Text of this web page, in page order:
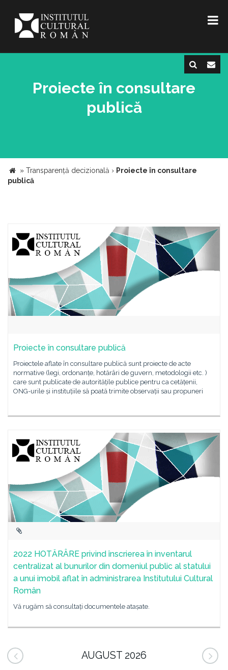
Proiecte în consultare
publică
» Transparență decizională › Proiecte în consultare
publică
Proiecte în consultare publică
Proiectele aflate în consultare publică sunt proiecte de acte
normative (legi, ordonanțe, hotărâri de guvern, metodologii etc. )
care sunt publicate de autoritățile publice pentru ca cetățenii,
ONG-urile și instituțiile să poată trimite observații sau propuneri
2022 HOTĂRÂRE privind înscrierea în inventarul
centralizat al bunurilor din domeniul public al statului
a unui imobil aflat în administrarea Institutului Cultural
Român
Vă rugăm să consultați documentele atașate.
AUGUST 2026